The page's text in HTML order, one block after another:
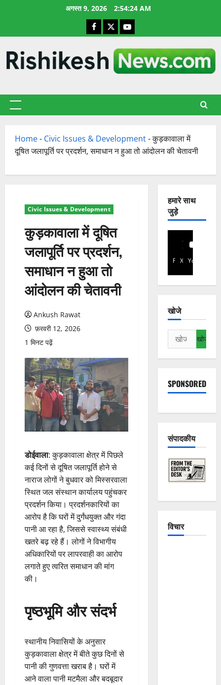
अगस्त 9, 2026 2:54:25 AM
Facebook
X YouTube
प्राथमिक
Home- Civic Issues & Development-कुड़कावाला में
दूषित जलापूर्ति पर प्रदर्शन, समाधान न हुआ तो आंदोलन की चेतावनी
Civic Issues & Development
कुड़कावाला में दूषित
जलापूर्ति पर प्रदर्शन,
समाधान न हुआ तो
आंदोलन की चेतावनी
Ankush Rawat
फ़रवरी 12, 2026
1 मिनट पढ़ें
डोईवाला: कुड़कावाला क्षेत्र में पिछले
कई दिनों से दूषित जलापूर्ति होने से
नाराज लोगों ने बुधवार को मिस्सरवाला
स्थित जल संस्थान कार्यालय पहुंचकर
प्रदर्शन किया। प्रदर्शनकारियों का
आरोप है कि घरों में दुर्गंधयुक्त और गंदा
पानी आ रहा है, जिससे स्वास्थ्य संबंधी
खतरे बढ़ रहे हैं। लोगों ने विभागीय
अधिकारियों पर लापरवाही का आरोप
लगाते हुए त्वरित समाधान की मांग
की।
पृष्ठभूमि और संदर्भ
स्थानीय निवासियों के अनुसार
कुड़कावाला क्षेत्र में बीते कुछ दिनों से
पानी की गुणवत्ता खराब है। घरों में
आने वाला पानी मटमैला और बदबूदार
हमारे साथ
जुड़े
Facebook
X YouTube
खोजे
निम्न
को
खोजें:
SPONSORED
संपादकीय
विचार